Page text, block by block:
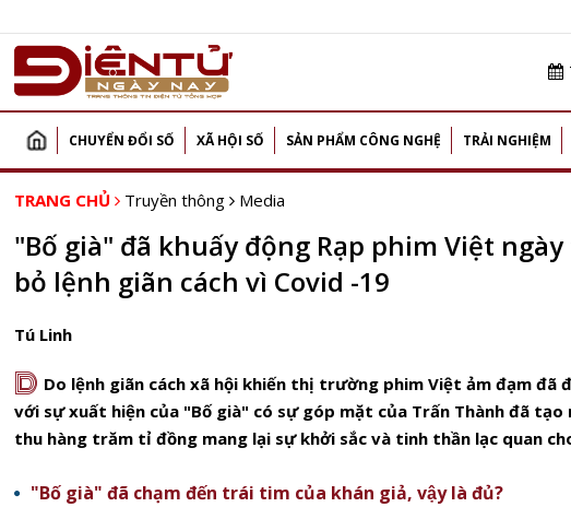
CHUYỂN ĐỔI SỐ XÃ HỘI SỐ SẢN PHẨM CÔNG NGHỆ TRẢI NGHIỆM
TRANG CHỦ Truyền thông Media
"Bố già" đã khuấy động Rạp phim Việt
bỏ lệnh giãn cách vì Covid -19
Tú Linh
D Do lệnh giãn cách xã hội khiến thị trường phim Việt ảm đạm đã
với sự xuất hiện của "Bố già" có sự góp mặt của Trấn Thành đã tạo
thu hàng trăm tỉ đồng mang lại sự khởi sắc và tinh thần lạc quan
"Bố già" đã chạm đến trái tim của khán giả, vậy là đủ?